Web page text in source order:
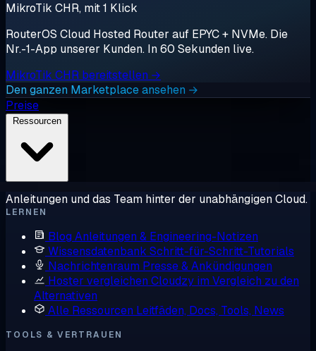
MikroTik CHR, mit 1 Klick
RouterOS Cloud Hosted Router auf EPYC + NVMe. Die
Nr.-1-App unserer Kunden. In 60 Sekunden live.
MikroTik CHR bereitstellen →
Den ganzen Marketplace ansehen →
Preise
Anleitungen und das Team hinter der unabhängigen Cloud.
LERNEN
Blog Anleitungen & Engineering-Notizen
Wissensdatenbank Schritt-für-Schritt-Tutorials
Nachrichtenraum Presse & Ankündigungen
Hoster vergleichen Cloudzy im Vergleich zu den
Alternativen
Alle Ressourcen Leitfäden, Docs, Tools, News
TOOLS & VERTRAUEN